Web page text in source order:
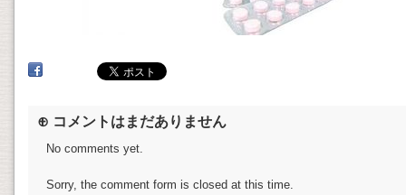
⊕ コメントはまだありません
No comments yet.
Sorry, the comment form is closed at this time.